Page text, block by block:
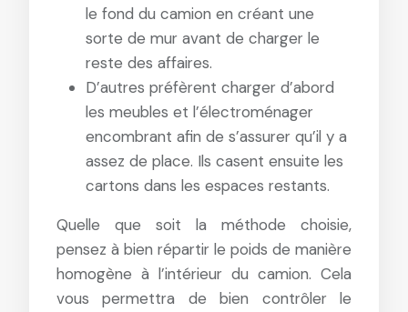
le fond du camion en créant une
sorte de mur avant de charger le
reste des affaires.
D’autres préfèrent charger d’abord
les meubles et l’électroménager
encombrant afin de s’assurer qu’il y a
assez de place. Ils casent ensuite les
cartons dans les espaces restants.
Quelle que soit la méthode choisie,
pensez à bien répartir le poids de manière
homogène à l’intérieur du camion. Cela
vous permettra de bien contrôler le